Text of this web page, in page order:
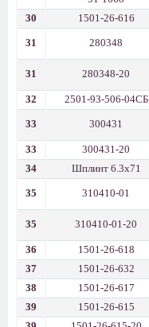
30
1501-26-616
31 280348
31 280348-20
32
2501-93-506-04СБ
33 300431
33
300431-20
34
Шплинт 6.3х71
35 310410-01
35 310410-01-20
36
1501-26-618
37
1501-26-632
38
1501-26-617
39
1501-26-615